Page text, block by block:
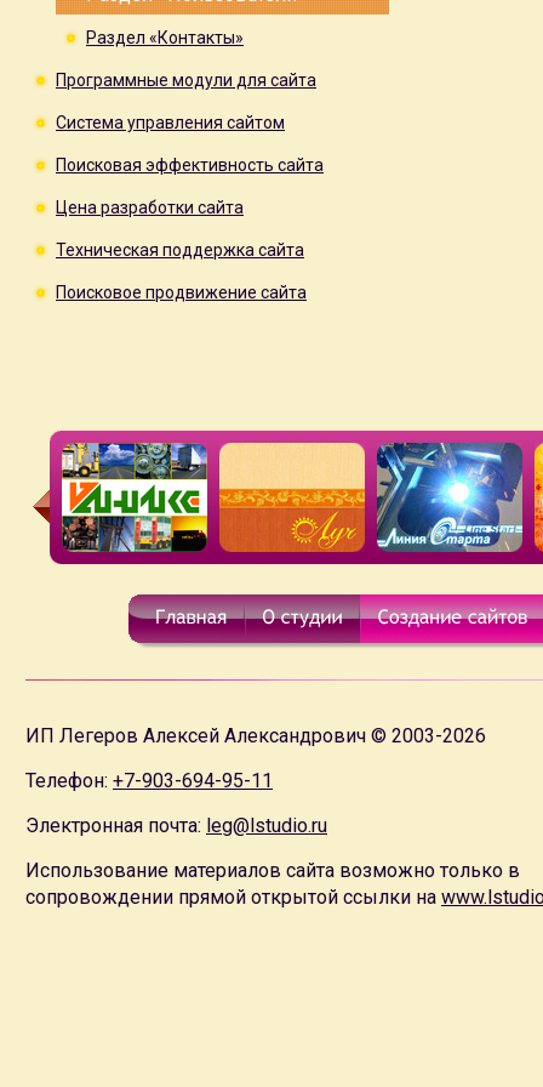
Раздел «Контакты»
Программные модули для сайта
Система управления сайтом
Поисковая эффективность сайта
Цена разработки сайта
Техническая поддержка сайта
Поисковое продвижение сайта
ИП Легеров Алексей Александрович © 2003-2026
Телефон: +7-903-694-95-11
Электронная почта: leg@lstudio.ru
Использование материалов сайта возможно только в
сопровождении прямой открытой ссылки на